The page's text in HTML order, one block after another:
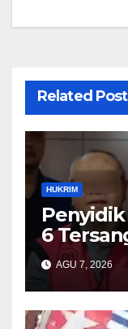
Related Post
HUKRIM
6
Bukti
Kejari
AGU 7, 2026